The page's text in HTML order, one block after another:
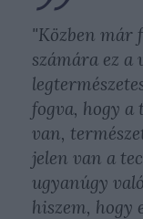
"Közben már
számára ez a
fogva, hogy a
van,
jelen van a
ugyanúgy
hiszem, hogy